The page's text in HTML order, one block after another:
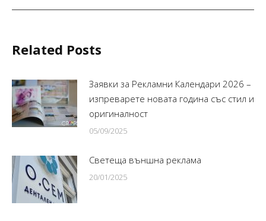
Related Posts
Заявки за Рекламни Календари 2026 –
изпреварете новата година със стил и
оригиналност
05/09/2025
Светеща външна реклама
20/01/2025